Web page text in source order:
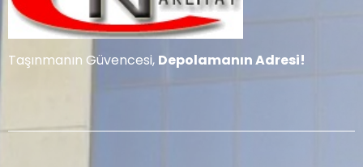
Taşınmanın Güvencesi, Depolamanın Adresi!